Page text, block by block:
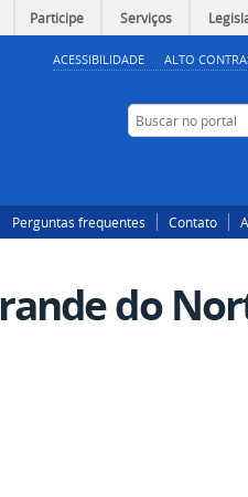
Participe Serviços
ACESSIBILIDADE ALTO
Buscar no portal
Perguntas frequentes Contato
do